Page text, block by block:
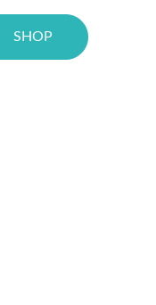
SHOP